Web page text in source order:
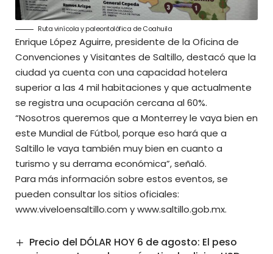
Ruta vinícola y paleontolófica de Coahuila
Enrique López Aguirre, presidente de la Oficina de
Convenciones y Visitantes de Saltillo, destacó que la
ciudad ya cuenta con una capacidad hotelera
superior a las 4 mil habitaciones y que actualmente
se registra una ocupación cercana al 60%.
“Nosotros queremos que a Monterrey le vaya bien en
este Mundial de Fútbol, porque eso hará que a
Saltillo le vaya también muy bien en cuanto a
turismo y su derrama económica”, señaló.
Para más información sobre estos eventos, se
pueden consultar los sitios oficiales:
www.viveloensaltillo.com ywww.saltillo.gob.mx.
Precio del DÓLAR HOY 6 de agosto: El peso